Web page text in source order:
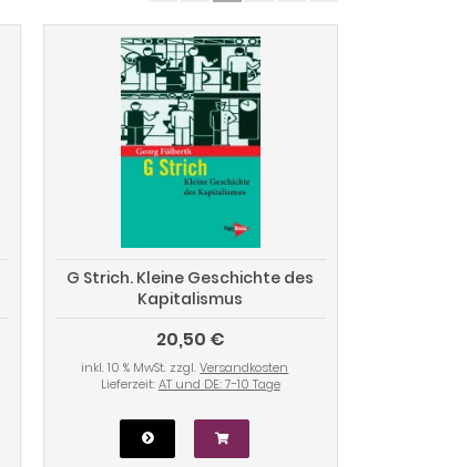
G Strich. Kleine Geschichte des
Kapitalismus
20,50 €
inkl. 10 % MwSt. zzgl.Versandkosten
Lieferzeit:AT und DE: 7-10 Tage